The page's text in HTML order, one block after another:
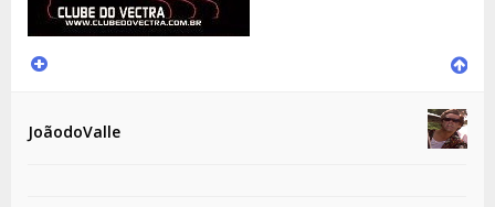
JoãodoValle